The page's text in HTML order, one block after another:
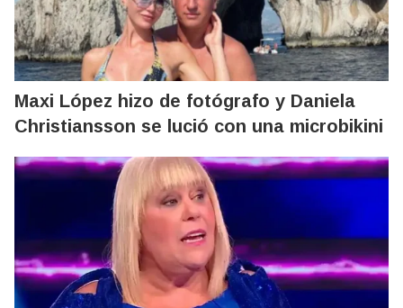
Maxi López hizo de fotógrafo y Daniela
Christiansson se lució con una microbikini